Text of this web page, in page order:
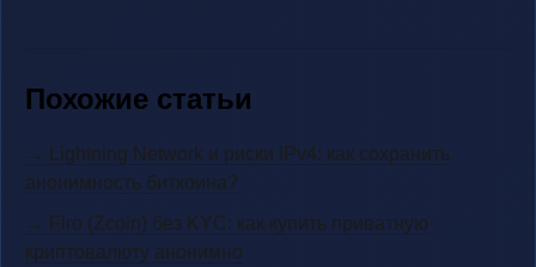
Похожие статьи
→ Lightning Network и риски IPv4: как сохранить
анонимность биткоина?
→ Firo (Zcoin) без KYC: как купить приватную
криптовалюту анонимно